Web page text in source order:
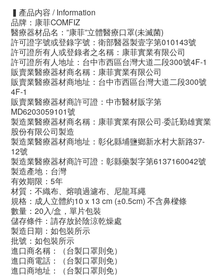
▍產品内容 / Information
品牌：康菲COMFIZ
醫療器材品名：”康菲”立體醫療口罩(未滅菌)
許可證字號或登錄字號：衛部醫器製壹字第010143號
許可證所有人或登錄者之名稱：康菲實業有限公司
許可證所有人地址：台中市西區台灣大道二段300號4F-1
販賣業醫療器材商名稱：康菲實業有限公司
販賣業醫療器材商地址：台中市西區台灣大道二段300號
4F-1
販賣業醫療器材商許可證：中市醫材販字第
MD6203059101號
製造業醫療器材商名稱：康菲實業有限公司·委託勤雄實業
股份有限公司製造
製造業醫療器材商地址：彰化縣埔鹽鄉新水村大新路37-
12號
製造業醫療器材商許可證：彰縣藥製字第6137160042號
製造產地：台灣
有效期限：5年
材質：不織布、熔噴過濾布、尼龍耳繩
規格：成人立體約10 x 13 cm (±0.5cm) 不含鼻樑條
數量：20入/盒，單片包裝
儲存條件：請存放於陰涼乾燥處
製造日期：如包裝所示
批號：如包裝所示
進口商名稱：（台製口罩則免）
進口商電話：（台製口罩則免）
進口商地址：（台製口罩則免）